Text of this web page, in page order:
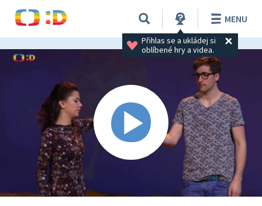
Přihlas se a ukládej si
oblíbené hry a videa.
MENU